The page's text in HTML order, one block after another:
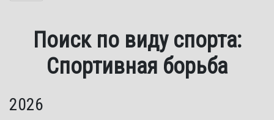
Поиск по виду спорта:
Спортивная борьба
2026